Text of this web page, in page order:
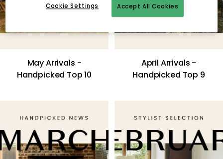
May Arrivals -
Handpicked Top 10
April Arrivals -
Handpicked Top 9
Accept All Cookies
Cookie Settings